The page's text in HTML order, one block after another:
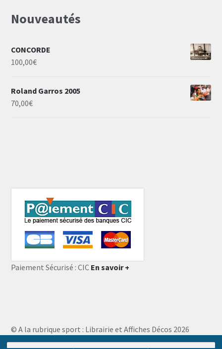
Nouveautés
CONCORDE
100,00€
Roland Garros 2005
70,00€
Paiement Sécurisé : CIC En savoir +
© A la rubrique sport : Librairie et Affiches Décos 2026
Storefront designed byWooThemes.
Recherche